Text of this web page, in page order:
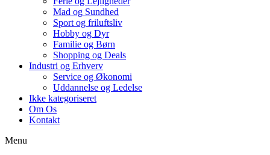
Mad og Sundhed
Sport og friluftsliv
Hobby og Dyr
Familie og Børn
Shopping og Deals
Industri og Erhverv
Service og Økonomi
Uddannelse og Ledelse
Ikke kategoriseret
Om Os
Kontakt
Menu